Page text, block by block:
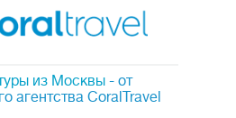
из Москвы - от
агентства CoralTravel